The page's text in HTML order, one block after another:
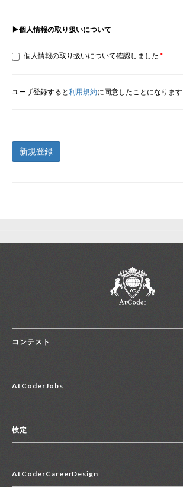
▶個人情報の取り扱いについて
個人情報の取り扱いについて確認しました
ユーザ登録すると利用規約に同意したことになります
新規登録
コンテスト
コンテスト一覧
便利リンク集
AtCoderJobs
2027年新卒採用求人一覧
中途採用求人一覧
検定
マイページ
AtCoderCareerDesign